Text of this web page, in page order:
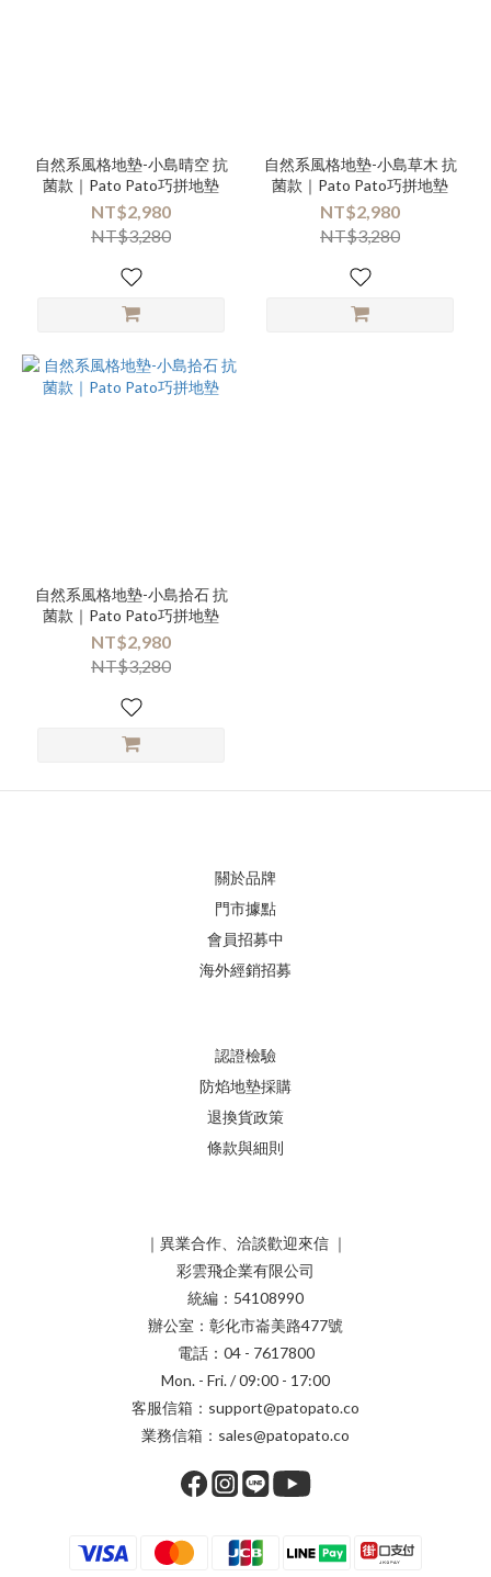
自然系風格地墊-小島晴空 抗
菌款｜Pato Pato巧拼地墊
NT$2,980
NT$3,280
自然系風格地墊-小島草木 抗
菌款｜Pato Pato巧拼地墊
NT$2,980
NT$3,280
自然系風格地墊-小島拾石 抗
菌款｜Pato Pato巧拼地墊
NT$2,980
NT$3,280
關於品牌
門市據點
會員招募中
海外經銷招募
認證檢驗
防焰地墊採購
退換貨政策
條款與細則
｜異業合作、洽談歡迎來信 ｜
彩雲飛企業有限公司
統編：54108990
辦公室：彰化市崙美路477號
電話：04 - 7617800
Mon. - Fri. / 09:00 - 17:00
客服信箱：support@patopato.co
業務信箱：sales@patopato.co